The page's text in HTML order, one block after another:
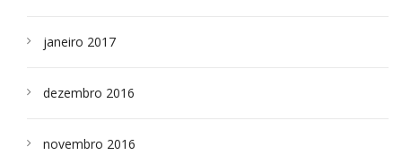
janeiro 2017
dezembro 2016
novembro 2016